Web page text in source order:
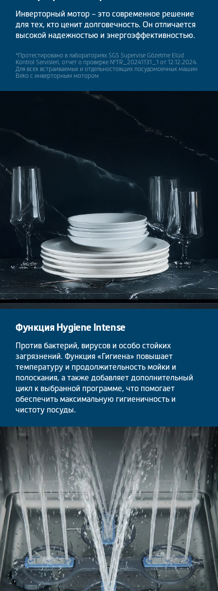
Инверторный мотор – это современное решение
для тех, кто ценит долговечность. Он отличается
высокой надежностью и энергоэффективностью.
*Протестировано в лабораториях SGS Supervise Gözetme Etüd
Kontrol Servisleri, отчет о проверке №TR_20241131_1 от 12.12.2024.
Для всех встраиваемых и отдельностоящих посудомоечных машин
Beko c инверторным мотором
Функция Hygiene Intense
Против бактерий, вирусов и особо стойких
загрязнений. Функция «Гигиена» повышает
температуру и продолжительность мойки и
полоскания, а также добавляет дополнительный
цикл к выбранной программе, что помогает
обеспечить максимальную гигиеничность и
чистоту посуды.